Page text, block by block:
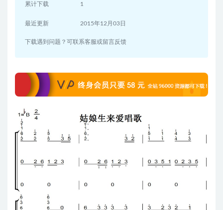
累计下载 1
最近更新 2015年12月03日
下载遇到问题？可联系客服或留言反馈